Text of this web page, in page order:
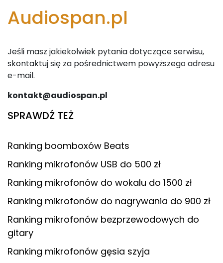
Audiospan.pl
Jeśli masz jakiekolwiek pytania dotyczące serwisu,
skontaktuj się za pośrednictwem powyższego adresu
e-mail.
kontakt@audiospan.pl
SPRAWDŹ TEŻ
Ranking boomboxów Beats
Ranking mikrofonów USB do 500 zł
Ranking mikrofonów do wokalu do 1500 zł
Ranking mikrofonów do nagrywania do 900 zł
Ranking mikrofonów bezprzewodowych do
gitary
Ranking mikrofonów gęsia szyja